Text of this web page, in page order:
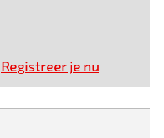
Registreer je nu